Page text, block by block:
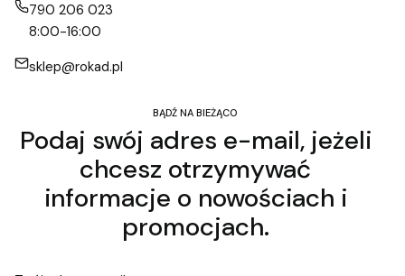
790 206 023
8:00-16:00
sklep@rokad.pl
BĄDŹ NA BIEŻĄCO
Podaj swój adres e-mail, jeżeli
chcesz otrzymywać
informacje o nowościach i
promocjach.